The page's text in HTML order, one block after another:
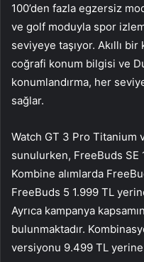
100’den fazla egzersiz
ve golf moduyla spor
seviyeye taşıyor. Akıllı
coğrafi konum bilgisi ve
konumlandırma, her
sağlar.
Watch GT 3 Pro Titanium
sunulurken, FreeBuds SE
Kombine alımlarda
FreeBuds 5 1.999 TL
Ayrıca kampanya
bulunmaktadır.
versiyonu 9.499 TL yerine